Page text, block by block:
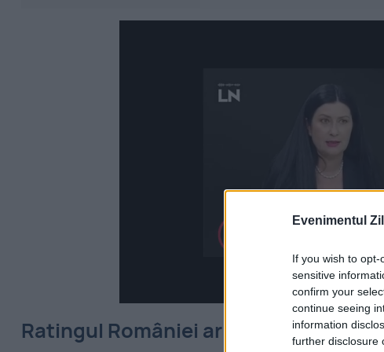
Evenimentul
If you wish to
sensitive
confirm your
continue seeing
information
further disclosure
Ratingul României ar putea fi redus